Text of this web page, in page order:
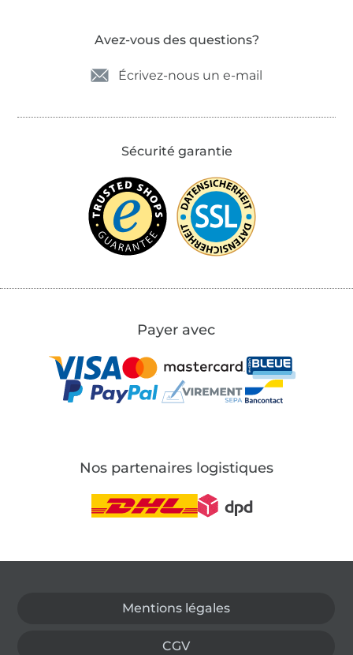
Avez-vous des questions?
Écrivez-nous un e-mail
Sécurité garantie
Payer avec
Nos partenaires logistiques
Mentions légales
CGV